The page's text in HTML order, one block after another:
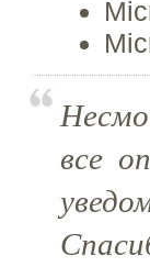
все